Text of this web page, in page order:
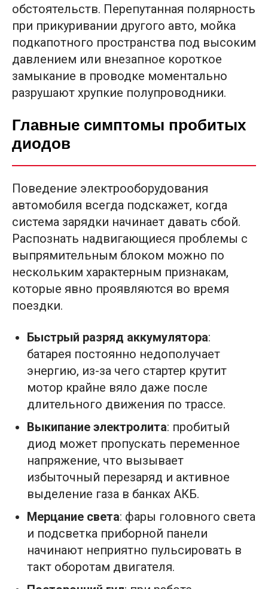
обстоятельств. Перепутанная полярность
при прикуривании другого авто, мойка
подкапотного пространства под высоким
давлением или внезапное короткое
замыкание в проводке моментально
разрушают хрупкие полупроводники.
Главные симптомы пробитых
диодов
Поведение электрооборудования
автомобиля всегда подскажет, когда
система зарядки начинает давать сбой.
Распознать надвигающиеся проблемы с
выпрямительным блоком можно по
нескольким характерным признакам,
которые явно проявляются во время
поездки.
Быстрый разряд аккумулятора:
батарея постоянно недополучает
энергию, из-за чего стартер крутит
мотор крайне вяло даже после
длительного движения по трассе.
Выкипание электролита: пробитый
диод может пропускать переменное
напряжение, что вызывает
избыточный перезаряд и активное
выделение газа в банках АКБ.
Мерцание света: фары головного света
и подсветка приборной панели
начинают неприятно пульсировать в
такт оборотам двигателя.